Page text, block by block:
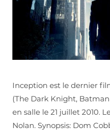
Inception est le dernier
(The Dark Knight,
en salle le 21 juillet 2010.
Nolan. Synopsis: Dom